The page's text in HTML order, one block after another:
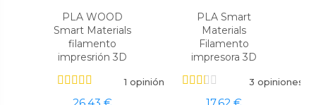
PLA WOOD
Smart Materials
filamento
impresrión 3D
1 opinión
PLA Smart
Materials
Filamento
impresora 3D
3 opiniones